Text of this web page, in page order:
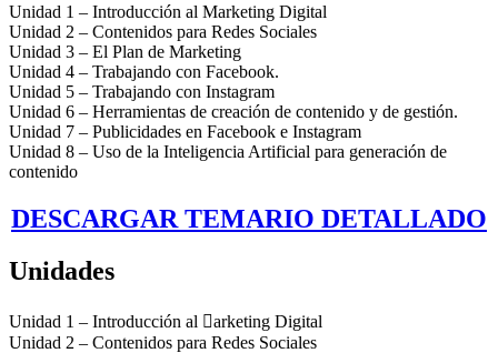
Unidad 1 – Introducción al Marketing Digital
Unidad 2 – Contenidos para Redes Sociales
Unidad 3 – El Plan de Marketing
Unidad 4 – Trabajando con Facebook.
Unidad 5 – Trabajando con Instagram
Unidad 6 – Herramientas de creación de contenido y de gestión.
Unidad 7 – Publicidades en Facebook e Instagram
Unidad 8 – Uso de la Inteligencia Artificial para generación de
contenido
DESCARGAR TEMARIO DETALLADO
Unidades
Unidad 1 – Introducción al arketing Digital
Unidad 2 – Contenidos para Redes Sociales